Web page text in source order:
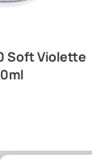
Soft Violette